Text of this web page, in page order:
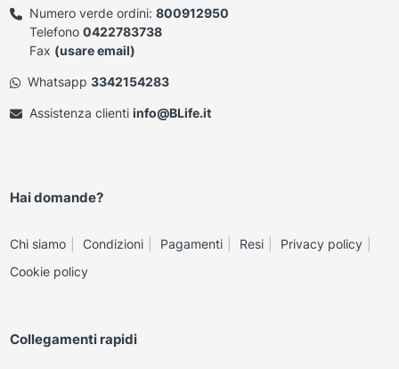
Numero verde ordini: 800912950
Telefono 0422783738
Fax (usare email)
Whatsapp 3342154283
Assistenza clienti info@BLife.it
Hai domande?
Chi siamo Condizioni Pagamenti Resi
Privacy policy
Cookie policy
Collegamenti rapidi